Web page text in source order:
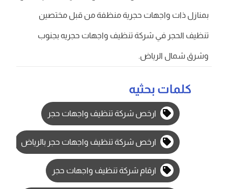
بمنازل ذات واجهات حجرية منظفة من قبل مختصين
تنظيف الحجر في شركة تنظيف واجهات حجريه بجنوب
وشرق شمال الرياض.
كلمات بحثيه
ارخص شركة تنظيف واجهات حجر
ارخص شركة تنظيف واجهات حجر بالرياض
ارقام شركة تنظيف واجهات حجر